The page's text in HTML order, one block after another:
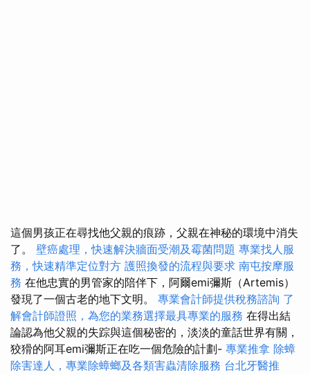
這個男孩正在尋找他父親的痕跡，父親在神秘的環境中消失
了。 壁癌處理，快速解決牆面受潮及霉菌問題 專業找人服
務，快速精準定位對方 護照換發的流程與要求 南屯按摩服
務 在他忠實的男管家的陪伴下，阿爾emi彌斯（Artemis）
發現了一個古老的地下文明。 專業會計師提供稅務諮詢 了
解會計師證照，為您的業務選擇最具專業的服務 在得出結
論認為他父親的失踪與這個秘密的，淡淡的童話世界有關，
狡猾的阿耳emi彌斯正在吃一個危險的計劃- 專業推拿 除蟑
除害達人，專業除蟑螂及各類害蟲清除服務 台北牙醫推